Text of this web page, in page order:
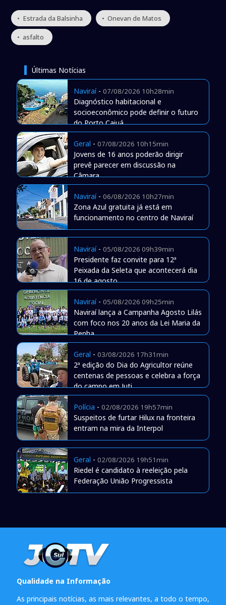
• Estrada da Balsinha • Onevan de Matos
• asfalto
Últimas Notícias
Naviraí- 07/08/2026 10h28min
Diagnóstico habitacional e
socioeconômico pode definir o futuro
do Porto Caiuá
Geral - 07/08/2026 10h15min
Jovens de 16 anos poderão dirigir
prevê parecer em discussão na
Câmara
Naviraí- 06/08/2026 10h27min
Zona Azul gratuita já está em
funcionamento no centro de Naviraí
Naviraí- 05/08/2026 09h39min
Presidente faz convite para 12ª
Peixada da Seleta que acontecerá dia
16 de agosto
Naviraí- 05/08/2026 09h25min
Naviraí lança a Campanha Agosto Lilás
com foco nos 20 anos da Lei Maria da
Penha
Geral - 03/08/2026 17h31min
2ª edição do Dia do Agricultor reúne
centenas de pessoas e celebra a força
do campo em Juti
Polícia - 02/08/2026 19h57min
Suspeitos de furtar Hilux na fronteira
entram na mira da Interpol
Geral - 02/08/2026 19h51min
Riedel é candidato à reeleição pela
Federação União Progressista
Qualidade na Informação
As principais notícias, as mais relevantes, a todo o tempo,